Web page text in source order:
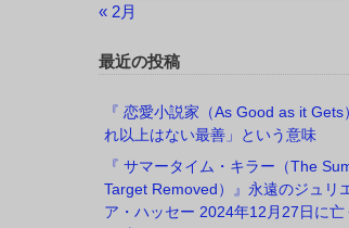
« 2月
最近の投稿
『 恋愛小説家（As Good as it Gets
れ以上はない最善」という意味
『 サマータイム・キラー（The
Target Removed）』永遠のジュリ
ア・ハッセー 2024年12月27日に亡